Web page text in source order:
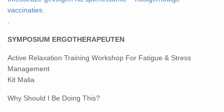
vaccinaties.
SYMPOSIUM ERGOTHERAPEUTEN
Active Relaxation Training Workshop For Fatigue & Stress
Management
Kit Malia
Why Should I Be Doing This?